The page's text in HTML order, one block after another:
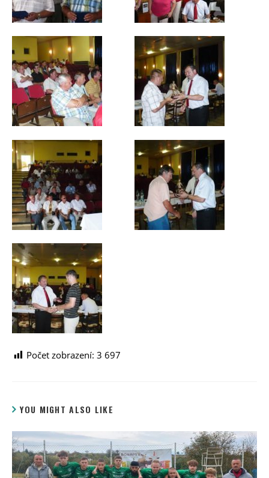
Počet zobrazení: 3 697
YOU MIGHT ALSO LIKE